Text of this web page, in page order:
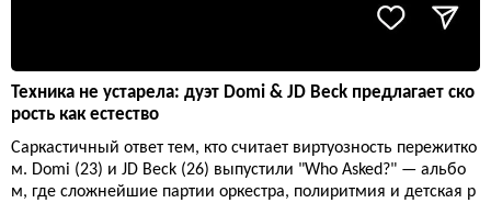
Техника не устарела: дуэт Domi & JD Beck предлагает ско
рость как естество
Саркастичный ответ тем, кто считает виртуозность пережитко
м. Domi (23) и JD Beck (26) выпустили "Who Asked?" — альбо
м, где сложнейшие партии оркестра, полиритмия и детская р